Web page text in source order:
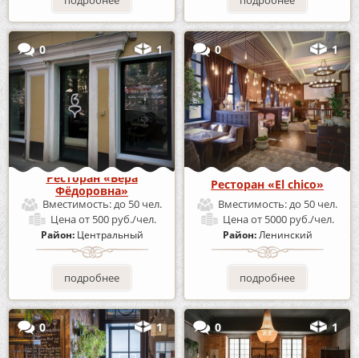
0 1
Ресторан «Вера
Фёдоровна»
Вместимость:до 50 чел.
Ценаот 500 руб./чел.
Район: Центральный
подробнее
0 1
Ресторан «El chico»
Вместимость:до 50 чел.
Ценаот 5000 руб./чел.
Район:Ленинский
подробнее
0 1 0 1